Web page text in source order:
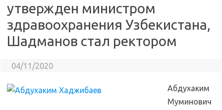
утвержден министром
здравоохранения Узбекистана,
Шадманов стал ректором
04/11/2020
Абдухаким
Муминович